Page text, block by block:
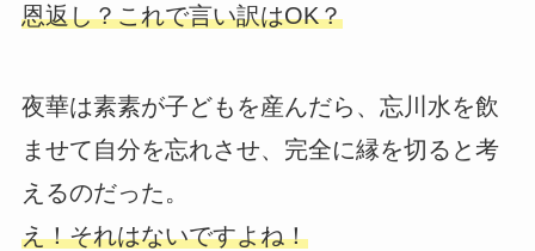
恩返し？これで言い訳はOK？
夜華は素素が子どもを産んだら、忘川水を飲
ませて自分を忘れさせ、完全に縁を切ると考
えるのだった。
え！それはないですよね！